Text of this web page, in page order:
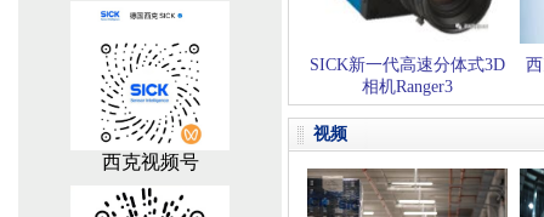
西克视频号
SICK新一代高速分体式3D
相机Ranger3
视频